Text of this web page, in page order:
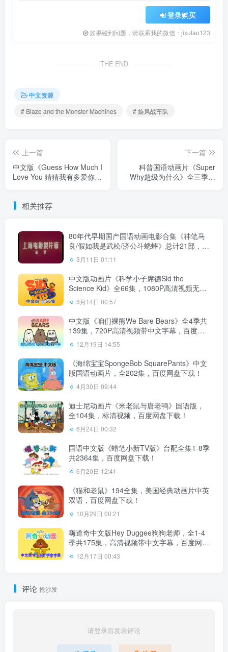
登录购买
如果碰到问题，请联系我的微信：jixutao123
THE END
中文资源
# Blaze and the Monster Machines
# 旋风战车队
上一篇
中文版《Guess How Much I
Love You 猜猜我有多爱你
网盘下载！
下一篇
科普国语动画片《Super
Why超级为什么》全三季共
相关推荐
80年代早期国产国语动画电影合集《神笔马
良/假如我是武松/济公斗蟋蟀》总计21部，标
清视频无字幕，百度网盘下载！
3月11日 01:11
中文版动画片《科学小子席德Sid the
Science Kid》全66集，1080P高清视频无字
幕，百度网盘下载！
8月14日 00:57
中文版《咱们裸熊We Bare Bears》全4季共
139集，720P高清视频带中文字幕，百度网
盘下载！
12月19日 14:55
《海绵宝宝SpongeBob SquarePants》中文
版国语动画片，全202集，百度网盘下载！
4月30日 09:44
迪士尼动画片《米老鼠与唐老鸭》国语版，
全104集，标清视频，百度网盘下载！
6月24日 00:32
国语中文版《蜡笔小新TV版》台配全集1-8季
共2364集，百度网盘下载！
6月20日 12:41
《猫和老鼠》194全集，美国经典动画片中英
双语，百度网盘下载！
10月29日 00:21
嗨道奇中文版Hey Duggee狗狗老师，全1-4
季共175集，高清视频带中文字幕，百度网盘
下载！
12月17日 00:43
评论 抢沙发
请登录后发表评论